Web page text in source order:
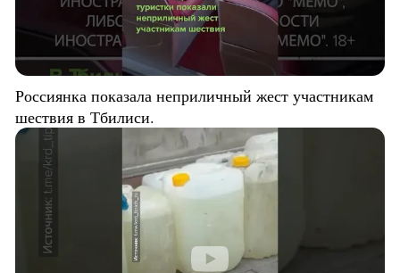
Россиянка показала неприличный жест участникам
шествия в Тбилиси.